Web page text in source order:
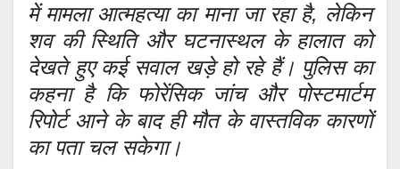
में मामला आत्महत्या का माना जा रहा है, लेकिन
शव की स्थिति और घटनास्थल के हालात को
देखते हुए कई सवाल खड़े हो रहे हैं। पुलिस का
कहना है कि फोरेंसिक जांच और पोस्टमार्टम
रिपोर्ट आने के बाद ही मौत के वास्तविक कारणों
का पता चल सकेगा।